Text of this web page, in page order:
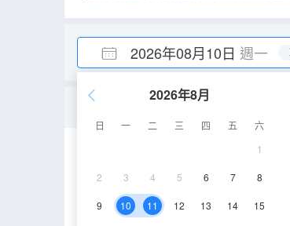
2026年08月10日 週一
2026年8月
日 一 二 三 四 五
六
1
2 3 4 5 6 7 8
9 10 11 12 13 14 15
25-35㎡